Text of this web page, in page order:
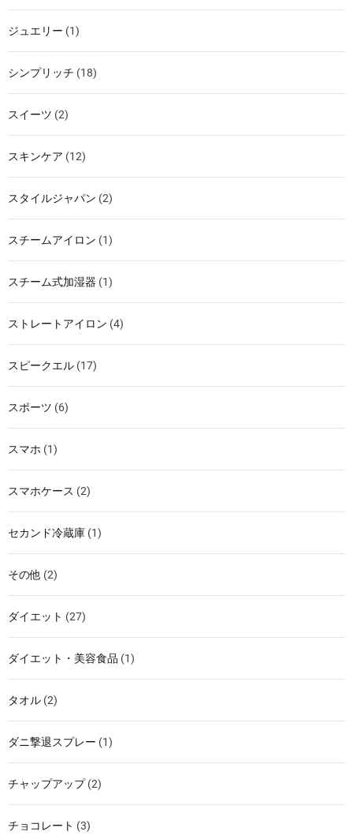
ジュエリー (1)
シンプリッチ (18)
スイーツ (2)
スキンケア (12)
スタイルジャパン (2)
スチームアイロン (1)
スチーム式加湿器 (1)
ストレートアイロン (4)
スピークエル (17)
スポーツ (6)
スマホ (1)
スマホケース (2)
セカンド冷蔵庫 (1)
その他 (2)
ダイエット (27)
ダイエット・美容食品 (1)
タオル (2)
ダニ撃退スプレー (1)
チャップアップ(2)
チョコレート (3)